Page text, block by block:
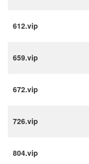
612.vip
659.vip
672.vip
726.vip
804.vip